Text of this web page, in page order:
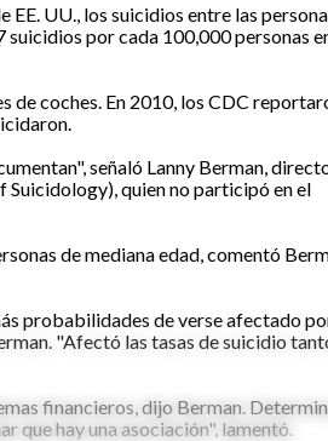
UU., los suicidios entre las
suicidios por cada 100,000 personas
de coches. En 2010, los CDC
señaló Lanny Berman,
quien no participó en el
de mediana edad, comentó
probabilidades de verse afectado
"Afectó las tasas de suicidio
financieros, dijo Berman.
que hay una asociación", lamentó.